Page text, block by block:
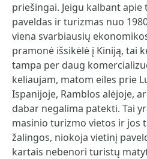
priešingai. Jeigu kalbant
paveldas ir turizmas nuo
viena svarbiausių
pramonė išsikėlė į Kiniją, tai
tampa per daug
keliaujam, matom eiles prie
Ispanijoje, Ramblos alėjoje,
dabar negalima patekti. Tai
masinio turizmo vietos ir jos
žalingos, niokoja vietinį
kartais nebenori turistų